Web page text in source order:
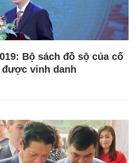
Bộ sách đồ sộ của cố
được vinh danh